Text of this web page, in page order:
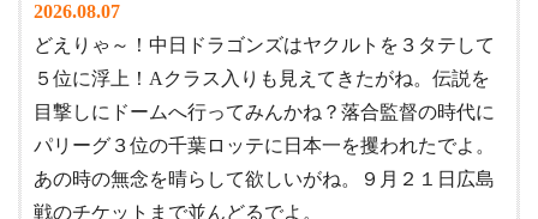
2026.08.07
どえりゃ～！中日ドラゴンズはヤクルトを３タテして
５位に浮上！Aクラス入りも見えてきたがね。伝説を
目撃しにドームへ行ってみんかね？落合監督の時代に
パリーグ３位の千葉ロッテに日本一を攫われたでよ。
あの時の無念を晴らして欲しいがね。９月２１日広島
戦のチケットまで並んどるでよ。